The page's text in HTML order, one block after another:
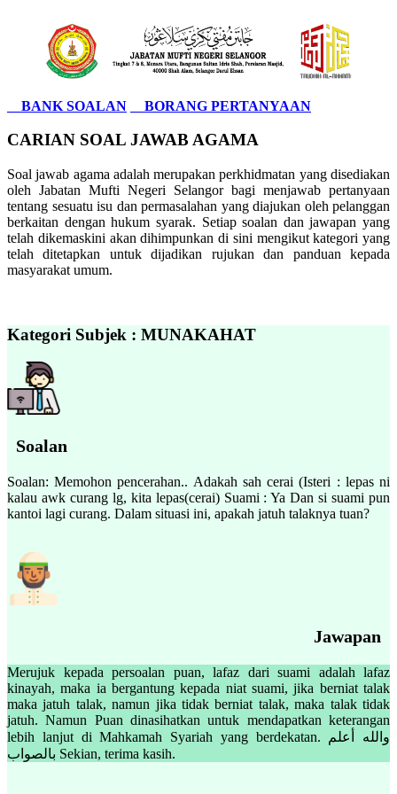
BANK SOALAN BORANG PERTANYAAN
CARIAN SOAL JAWAB AGAMA
Soal jawab agama adalah merupakan perkhidmatan yang disediakan
oleh Jabatan Mufti Negeri Selangor bagi menjawab pertanyaan
tentang sesuatu isu dan permasalahan yang diajukan oleh pelanggan
berkaitan dengan hukum syarak. Setiap soalan dan jawapan yang
telah dikemaskini akan dihimpunkan di sini mengikut kategori yang
telah ditetapkan untuk dijadikan rujukan dan panduan kepada
masyarakat umum.
Kategori Subjek : MUNAKAHAT
Soalan
Soalan: Memohon pencerahan.. Adakah sah cerai (Isteri : lepas ni
kalau awk curang lg, kita lepas(cerai) Suami : Ya Dan si suami pun
kantoi lagi curang. Dalam situasi ini, apakah jatuh talaknya tuan?
Jawapan
Merujuk kepada persoalan puan, lafaz dari suami adalah lafaz
kinayah, maka ia bergantung kepada niat suami, jika berniat talak
maka jatuh talak, namun jika tidak berniat talak, maka talak tidak
jatuh. Namun Puan dinasihatkan untuk mendapatkan keterangan
lebih lanjut di Mahkamah Syariah yang berdekatan. والله أعلم
بالصواب Sekian, terima kasih.